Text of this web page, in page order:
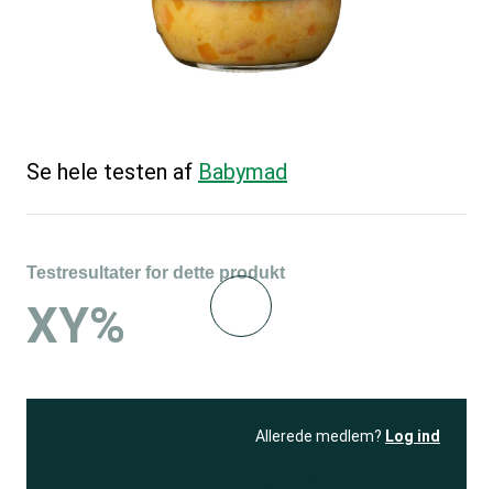
Se hele testen af Babymad
Testresultater for dette produkt
XY%
Allerede medlem? Log ind